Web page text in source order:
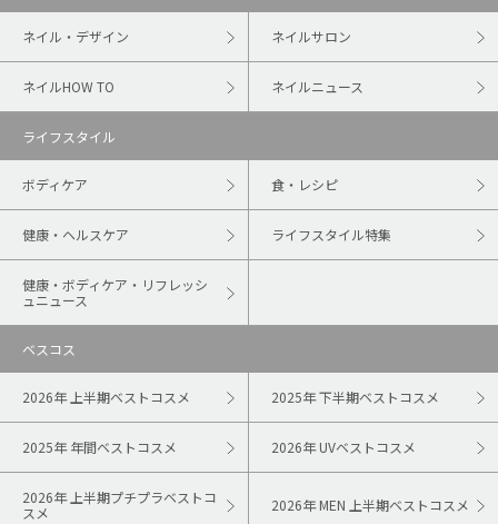
ネイル・デザイン ネイルサロン
ネイルHOW TO ネイルニュース
ライフスタイル
ボディケア 食・レシピ
健康・ヘルスケア ライフスタイル特集
健康・ボディケア・リフレッシ
ュニュース
ベスコス
2026年 上半期ベストコスメ 2025年 下半期ベストコスメ
2025年 年間ベストコスメ 2026年 UVベストコスメ
2026年 上半期プチプラベストコ
スメ
2026年 MEN 上半期ベストコスメ